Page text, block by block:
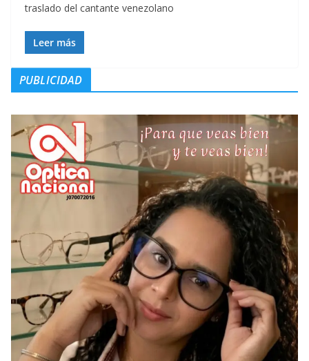
traslado del cantante venezolano
Leer más
PUBLICIDAD